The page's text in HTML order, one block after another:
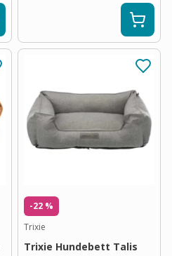
-22 %
Trixie
Trixie Hundebett Talis